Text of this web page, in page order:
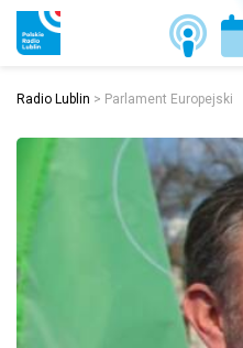
Radio Lublin > Parlament Europejski